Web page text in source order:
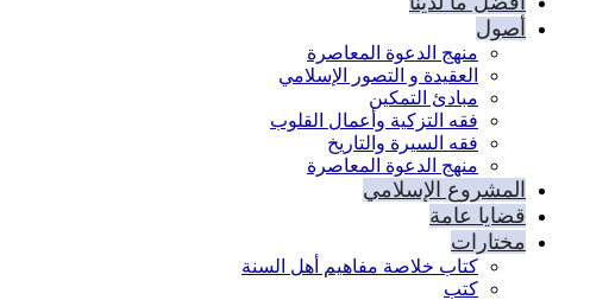
أصول
منهج الدعوة المعاصرة
العقيدة و التصور الإسلامي
مبادئ التمكين
فقه التزكية وأعمال القلوب
فقه السيرة والتاريخ
منهج الدعوة المعاصرة
المشروع الإسلامي
قضايا عامة
مختارات
كتاب خلاصة مفاهيم أهل السنة
كتب